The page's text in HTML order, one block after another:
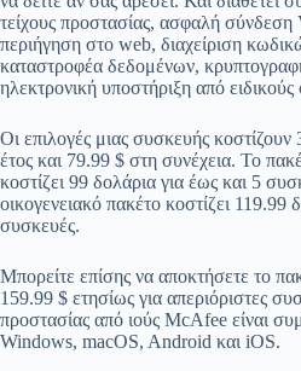
τείχους προστασίας, ασφαλή
περιήγηση στο web, διαχείριση
καταστροφέα δεδομένων,
ηλεκτρονική υποστήριξη από
Οι επιλογές μιας συσκευής
έτος και 79.99 $ στη συνέχεια. Το
κοστίζει 99 δολάρια για έως και 5
οικογενειακό πακέτο κοστίζει 119.99
συσκευές.
Μπορείτε επίσης να αποκτήσετε το
159.99 $ ετησίως για απεριόριστες
προστασίας από ιούς McAfee είναι
Windows, macOS, Android και iOS.